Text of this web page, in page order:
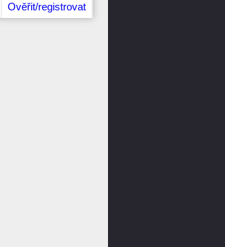
Ověřit/registrovat